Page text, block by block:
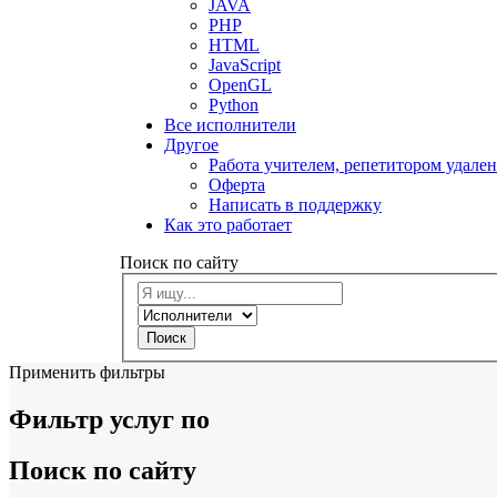
JAVA
PHP
HTML
JavaScript
OpenGL
Python
Все исполнители
Другое
Работа учителем, репетитором
Оферта
Написать в поддержку
Как это работает
Поиск по сайту
Поиск
Применить фильтры
Фильтр услуг по
Поиск по сайту